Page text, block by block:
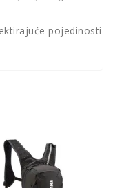
pojedinosti